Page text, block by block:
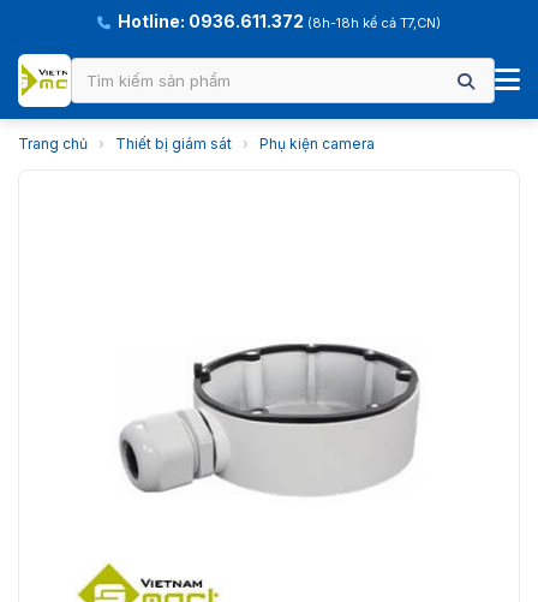
Hotline: 0936.611.372 (8h-18h kể cả T7,CN)
Trang chủ › Thiết bị giám sát › Phụ kiện camera